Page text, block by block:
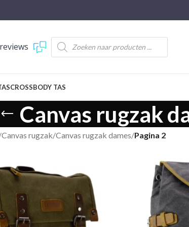
CROSSBODY TAS
Canvas rugzak
Canvas rugzak/Canvas rugzak dames/Pagina 2